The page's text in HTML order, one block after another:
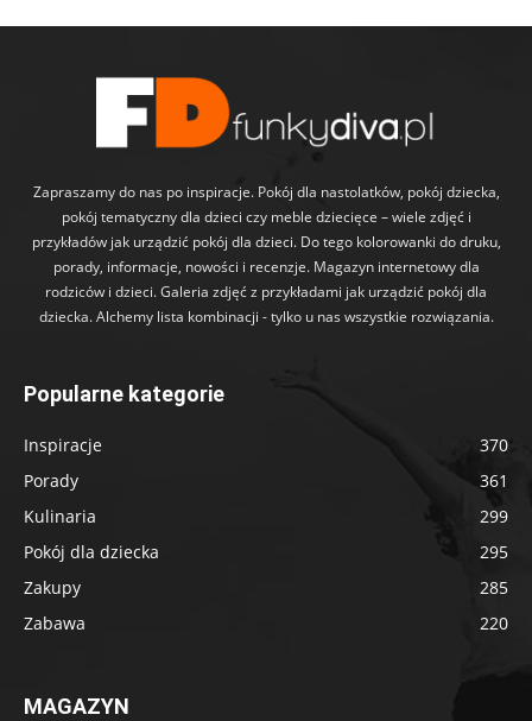
Zapraszamy do nas po inspiracje. Pokój dla nastolatków, pokój dziecka,
pokój tematyczny dla dzieci czy meble dziecięce – wiele zdjęć i
przykładów jak urządzić pokój dla dzieci. Do tego kolorowanki do druku,
porady, informacje, nowości i recenzje. Magazyn internetowy dla
rodziców i dzieci. Galeria zdjęć z przykładami jak urządzić pokój dla
dziecka. Alchemy lista kombinacji - tylko u nas wszystkie rozwiązania.
Popularne kategorie
Inspiracje
370
Porady
361
Kulinaria
299
Pokój dla dziecka
295
Zakupy
285
Zabawa
220
MAGAZYN